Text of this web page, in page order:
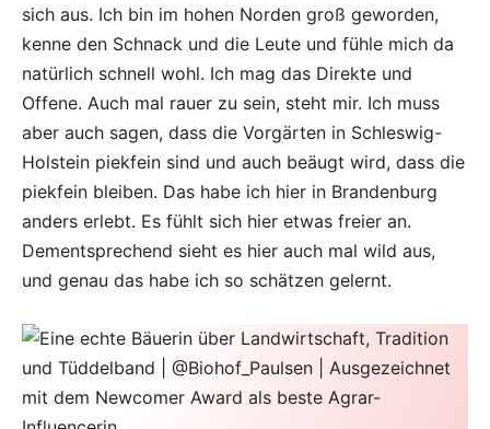
sich aus. Ich bin im hohen Norden groß geworden,
kenne den Schnack und die Leute und fühle mich da
natürlich schnell wohl. Ich mag das Direkte und
Offene. Auch mal rauer zu sein, steht mir. Ich muss
aber auch sagen, dass die Vorgärten in Schleswig-
Holstein piekfein sind und auch beäugt wird, dass die
piekfein bleiben. Das habe ich hier in Brandenburg
anders erlebt. Es fühlt sich hier etwas freier an.
Dementsprechend sieht es hier auch mal wild aus,
und genau das habe ich so schätzen gelernt.